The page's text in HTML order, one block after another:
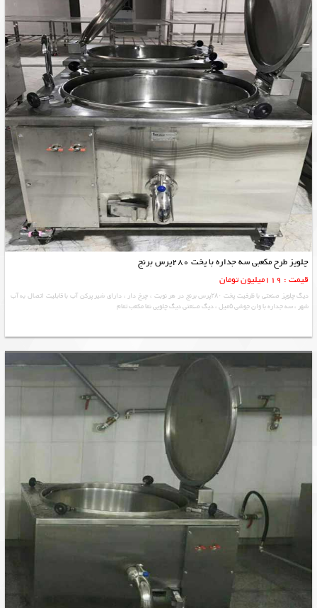
چلوپز طرح مکعبی سه جداره با پخت 280پرس برنج
قیمت : 119میلیون تومان
دیگ چلوپز صنعتی با ظرفیت پخت ۲۸۰پرس برنج در هر نوبت ، چرخ دار ، دارای شیر پرکن آب با قابلیت اتصال به آب
شهر ، سه جداره با وان جوشی ۵میل ، دیگ صنعتی دیگ چلویی نما مکعب تمام